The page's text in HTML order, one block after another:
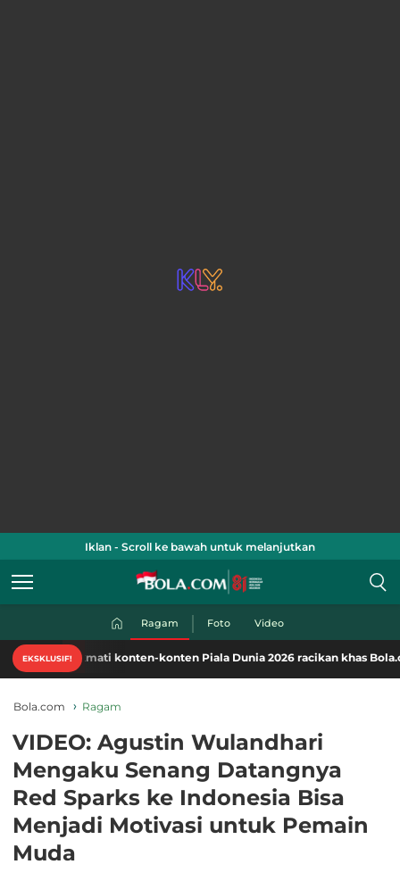
Iklan - Scroll ke bawah untuk melanjutkan
Ragam Foto Video
EKSKLUSIF!
Nikmati konten-konten Piala Dunia 2026 racikan khas
Bola.com Ragam
VIDEO: Agustin Wulandhari
Mengaku Senang Datangnya
Red Sparks ke Indonesia Bisa
Menjadi Motivasi untuk Pemain
Muda